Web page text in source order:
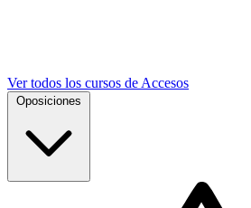
Ver todos los cursos de Accesos
Oposiciones